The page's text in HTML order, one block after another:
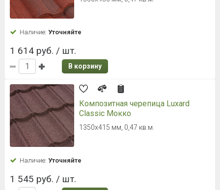
Наличие: Уточняйте
1 614 руб. / шт.
В корзину
Композитная черепица Luxard
Classic Мокко
1350х415 мм, 0,47 кв.м.
Наличие: Уточняйте
1 545 руб. / шт.